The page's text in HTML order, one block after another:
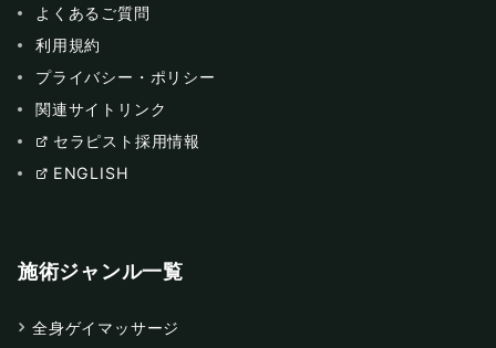
よくあるご質問
利用規約
プライバシー・ポリシー
関連サイトリンク
セラピスト採用情報
ENGLISH
施術ジャンル一覧
全身ゲイマッサージ